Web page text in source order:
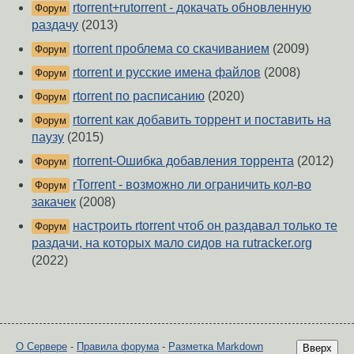
Форум
rtorrent+rutorrent - докачать обновленную
раздачу (2013)
Форум rtorrent проблема со скачиванием (2009)
Форум rtorrent и русские имена файлов (2008)
Форум rtorrent по расписанию (2020)
Форум
rtorrent как добавить торрент и поставить на
паузу (2015)
Форум rtorrent-Ошибка добавления торрента (2012)
Форум
rTorrent - возможно ли ограничить кол-во
закачек (2008)
Форум
настроить rtorrent чтоб он раздавал только те
раздачи, на которых мало сидов на rutracker.org
(2022)
Вверх
О Сервере - Правила форума- Разметка Markdown